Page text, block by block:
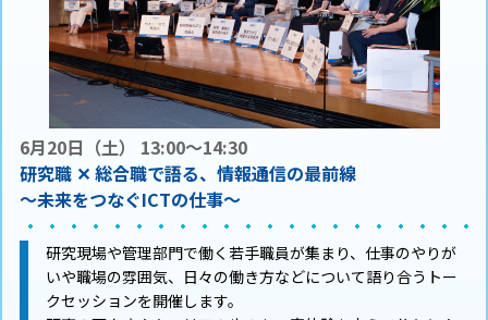
6月20日（土） 13:00～14:30
研究職 ✕ 総合職で語る、情報通信の最前線
～未来をつなぐICTの仕事～
研究現場や管理部門で働く若手職員が集まり、仕事のやりが
いや職場の雰囲気、日々の働き方などについて語り合うトー
クセッションを開催します。